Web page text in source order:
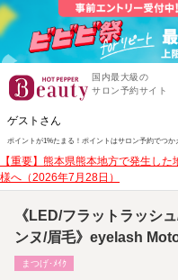
国内最大級の
サロン予約サイト
ゲストさん
ポイントが1%たまる！ ポイントはサロン予約でつか
【重要】熊本県熊本地方で発生し
様へ（2026年7月28日）
《LED/フラットラッシ
ンヌ/眉毛》eyelash
まつげ･ﾒｲｸ